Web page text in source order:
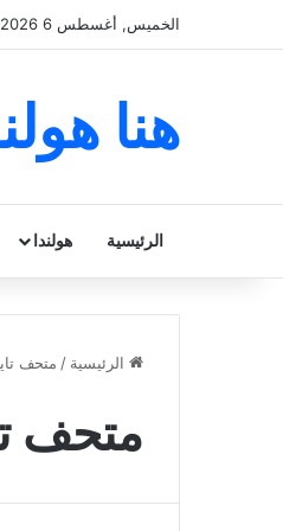
الخميس, أغسطس 6 2026
هنا
الرئيسية هولندا
الرئيسية / متحف
متحف